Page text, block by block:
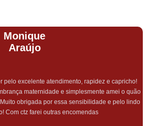
Monique
Araújo
pelo excelente atendimento, rapidez e capricho!
maternidade e simplesmente amei o quão
obrigada por essa sensibilidade e pelo lindo
Com ctz farei outras encomendas